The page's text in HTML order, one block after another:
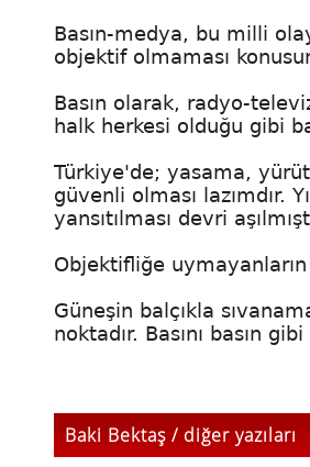
Basın-medya, bu milli
objektif olmaması
Basın olarak, radyo-
halk herkesi olduğu gibi
Türkiye'de; yasama,
güvenli olması lazımdır.
yansıtılması devri
Objektifliğe
Güneşin balçıkla
noktadır. Basını basın
Baki Bektaş / diğer yazıları